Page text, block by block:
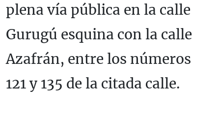
plena vía pública en la calle
Gurugú esquina con la calle
Azafrán, entre los números
121 y 135 de la citada calle.